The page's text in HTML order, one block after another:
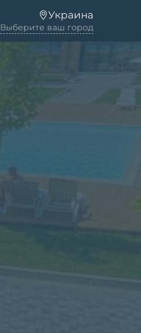
Украина
Выберите ваш город